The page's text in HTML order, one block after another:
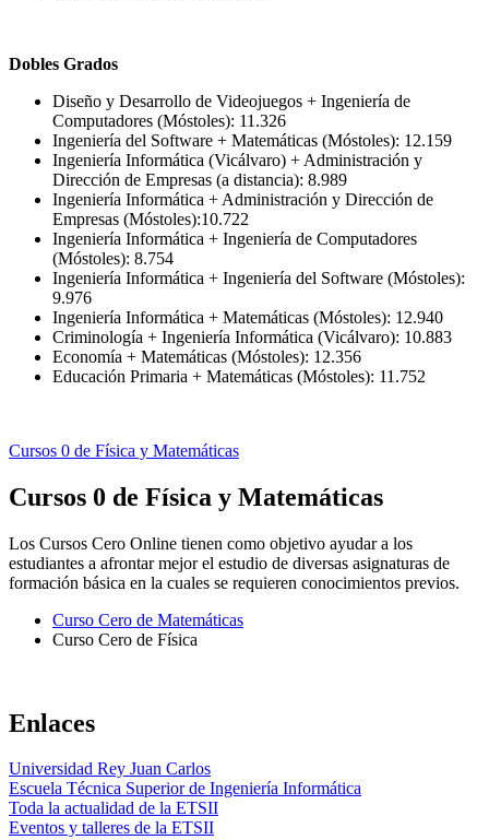
Dobles Grados
Diseño y Desarrollo de Videojuegos + Ingeniería de
Computadores (Móstoles): 11.326
Ingeniería del Software + Matemáticas (Móstoles): 12.159
Ingeniería Informática (Vicálvaro) + Administración y
Dirección de Empresas (a distancia): 8.989
Ingeniería Informática + Administración y Dirección de
Empresas (Móstoles):10.722
Ingeniería Informática + Ingeniería de Computadores
(Móstoles): 8.754
Ingeniería Informática + Ingeniería del Software (Móstoles):
9.976
Ingeniería Informática + Matemáticas (Móstoles): 12.940
Criminología + Ingeniería Informática (Vicálvaro): 10.883
Economía + Matemáticas (Móstoles): 12.356
Educación Primaria + Matemáticas (Móstoles): 11.752
Cursos 0 de Física y Matemáticas
Cursos 0 de Física y Matemáticas
Los Cursos Cero Online tienen como objetivo ayudar a los
estudiantes a afrontar mejor el estudio de diversas asignaturas de
formación básica en la cuales se requieren conocimientos previos.
Curso Cero de Matemáticas
Curso Cero de Física
Enlaces
Universidad Rey Juan Carlos
Escuela Técnica Superior de Ingeniería Informática
Toda la actualidad de la ETSII
Eventos y talleres de la ETSII